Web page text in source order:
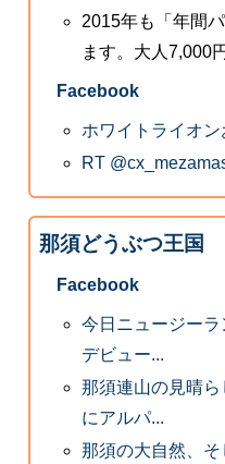
2015年も「年間
ます。大人7,000
Facebook
ホワイトライオ
RT
那須どうぶつ王国
Facebook
今日ニュージー
デビュー...
那須連山の見晴
にアルパ...
那須の大自然、そ